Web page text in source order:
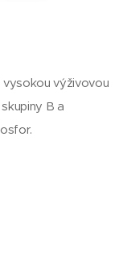
vysokou výživovou
B a